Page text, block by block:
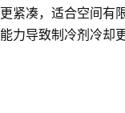
紧凑，适合空间有
力导致制冷剂冷却